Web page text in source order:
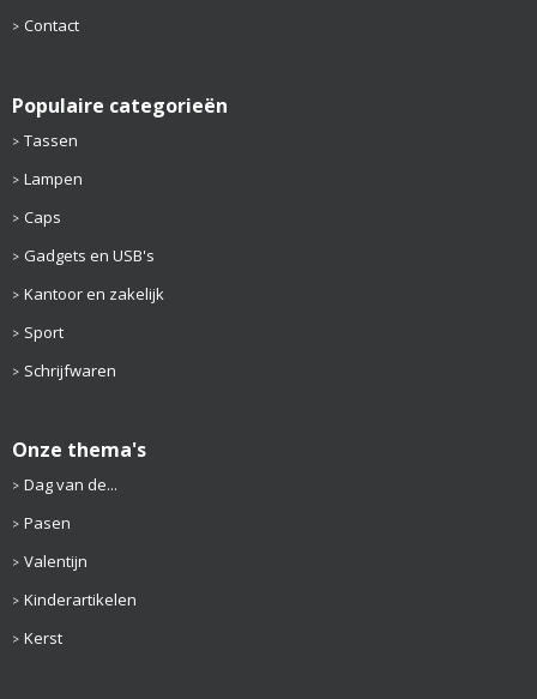
Contact
Populaire categorieën
Tassen
Lampen
Caps
Gadgets en USB's
Kantoor en zakelijk
Sport
Schrijfwaren
Onze thema's
Dag van de...
Pasen
Valentijn
Kinderartikelen
Kerst